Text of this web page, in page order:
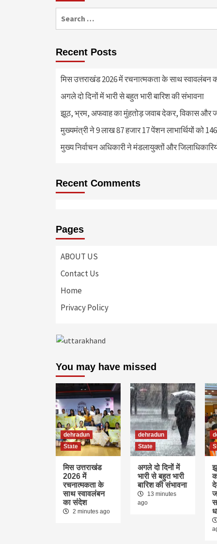
Recent Posts
मिस उत्तराखंड 2026 में रचनात्मकता के साथ स्वावलंबन
अगले दो दिनों में भारी से बहुत भारी बारिश की संभावना
झूठ, भ्रम, अफवाह का मुंहतोड़ जवाब देकर, विकास और
मुख्यमंत्री ने 9 लाख 87 हजार 17 पेंशन लाभार्थियों को
मुख्य निर्वाचन अधिकारी ने मंडलायुक्तों और
Recent Comments
Pages
ABOUT US
Contact Us
Home
Privacy Policy
You may have missed
dehradun
State
मिस उत्तराखंड
2026 में
रचनात्मकता के
साथ स्वावलंबन
का संदेश
2 minutes ago
dehradun
State
अगले दो दिनों में
भारी से बहुत भारी
बारिश की संभावना
13 minutes
ago